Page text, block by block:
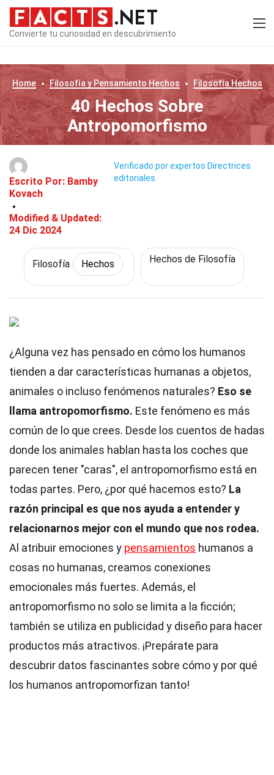
Convierte tu curiosidad en descubrimiento
Home Filosofía y Pensamiento Hechos Filosofía Hechos
40 Hechos Sobre
Antropomorfismo
Escrito Por: Bamby
Kovach
Modified & Updated:
24 Dic 2024
Verificado por expertos Directrices
editoriales
Filosofía Hechos Hechos de Filosofía
¿Alguna vez has pensado en cómo los humanos
tienden a dar características humanas a objetos,
animales o incluso fenómenos naturales? Eso se
llama antropomorfismo. Este fenómeno es más
común de lo que crees. Desde los cuentos de hadas
donde los animales hablan hasta los coches que
parecen tener "caras", el antropomorfismo está en
todas partes. Pero, ¿por qué hacemos esto? La
razón principal es que nos ayuda a entender y
relacionarnos mejor con el mundo que nos rodea.
Al atribuir emociones y pensamientos humanos a
cosas no humanas, creamos conexiones
emocionales más fuertes. Además, el
antropomorfismo no solo se limita a la ficción;
también se utiliza en publicidad y diseño para hacer
productos más atractivos. ¡Prepárate para
descubrir datos fascinantes sobre cómo y por qué
los humanos antropomorfizan tanto!